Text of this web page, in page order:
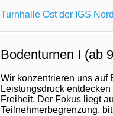
Turnhalle Ost der IGS
Bodenturnen I (ab
Wir konzentrieren uns auf
Leistungsdruck
Freiheit. Der Fokus liegt
Teilnehmerbegrenzung,